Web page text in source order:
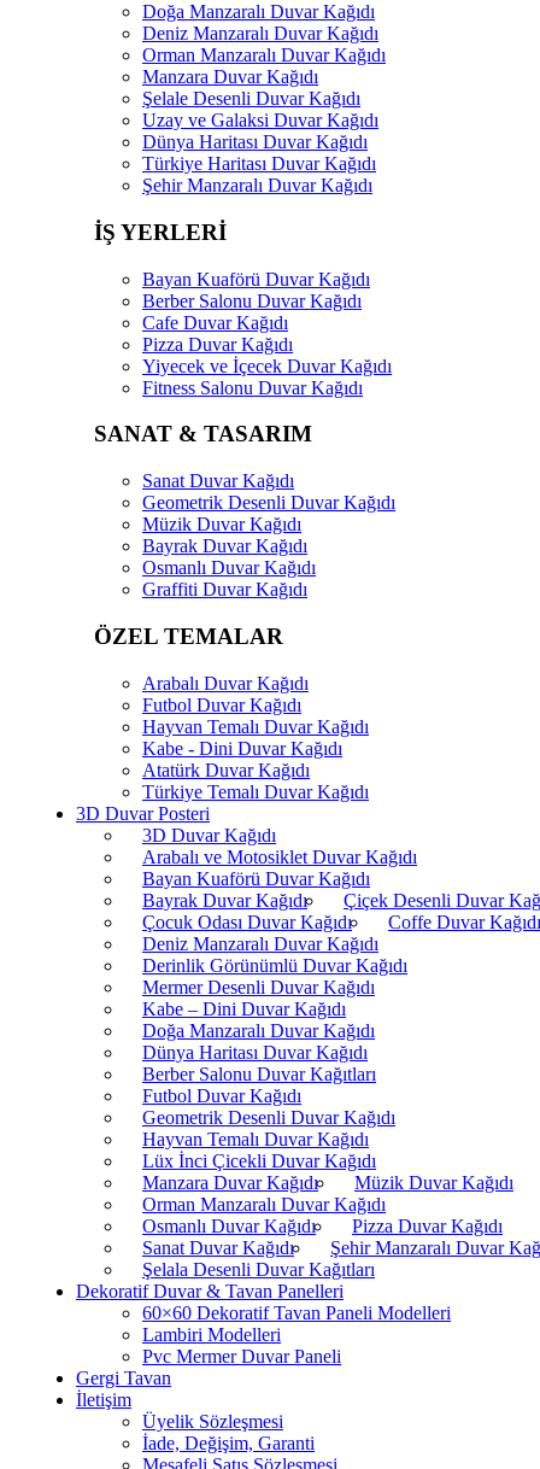
Doğa Manzaralı Duvar Kağıdı
Deniz Manzaralı Duvar Kağıdı
Orman Manzaralı Duvar Kağıdı
Manzara Duvar Kağıdı
Şelale Desenli Duvar Kağıdı
Uzay ve Galaksi Duvar Kağıdı
Dünya Haritası Duvar Kağıdı
Türkiye Haritası Duvar Kağıdı
Şehir Manzaralı Duvar Kağıdı
İŞ YERLERİ
Bayan Kuaförü Duvar Kağıdı
Berber Salonu Duvar Kağıdı
Cafe Duvar Kağıdı
Pizza Duvar Kağıdı
Yiyecek ve İçecek Duvar Kağıdı
Fitness Salonu Duvar Kağıdı
SANAT & TASARIM
Sanat Duvar Kağıdı
Geometrik Desenli Duvar Kağıdı
Müzik Duvar Kağıdı
Bayrak Duvar Kağıdı
Osmanlı Duvar Kağıdı
Graffiti Duvar Kağıdı
ÖZEL TEMALAR
Arabalı Duvar Kağıdı
Futbol Duvar Kağıdı
Hayvan Temalı Duvar Kağıdı
Kabe - Dini Duvar Kağıdı
Atatürk Duvar Kağıdı
Türkiye Temalı Duvar Kağıdı
3D Duvar Posteri
3D Duvar Kağıdı
Arabalı ve Motosiklet Duvar Kağıdı
Bayan Kuaförü Duvar Kağıdı
Bayrak Duvar Kağıdı
Çiçek Desenli Duvar
Çocuk Odası Duvar Kağıdı
Coffe Duvar Kağıdı
Deniz Manzaralı Duvar Kağıdı
Derinlik Görünümlü Duvar Kağıdı
Mermer Desenli Duvar Kağıdı
Kabe – Dini Duvar Kağıdı
Doğa Manzaralı Duvar Kağıdı
Dünya Haritası Duvar Kağıdı
Berber Salonu Duvar Kağıtları
Futbol Duvar Kağıdı
Geometrik Desenli Duvar Kağıdı
Hayvan Temalı Duvar Kağıdı
Lüx İnci Çicekli Duvar Kağıdı
Manzara Duvar Kağıdı
Müzik Duvar Kağıdı
Orman Manzaralı Duvar Kağıdı
Osmanlı Duvar Kağıdı
Pizza Duvar Kağıdı
Sanat Duvar Kağıdı
Şehir Manzaralı Duvar
Şelala Desenli Duvar Kağıtları
Dekoratif Duvar & Tavan Panelleri
60×60 Dekoratif Tavan Paneli Modelleri
Lambiri Modelleri
Pvc Mermer Duvar Paneli
Gergi Tavan
İletişim
Üyelik Sözleşmesi
İade, Değişim, Garanti
Mesafeli Satış Sözleşmesi